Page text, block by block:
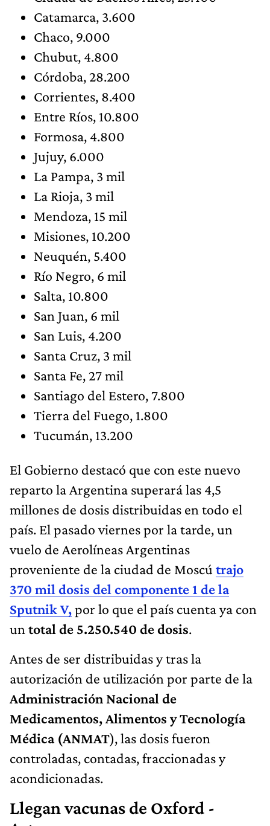
Catamarca, 3.600
Chaco, 9.000
Chubut, 4.800
Córdoba, 28.200
Corrientes, 8.400
Entre Ríos, 10.800
Formosa, 4.800
Jujuy, 6.000
La Pampa, 3 mil
La Rioja, 3 mil
Mendoza, 15 mil
Misiones, 10.200
Neuquén, 5.400
Río Negro, 6 mil
Salta, 10.800
San Juan, 6 mil
San Luis, 4.200
Santa Cruz, 3 mil
Santa Fe, 27 mil
Santiago del Estero, 7.800
Tierra del Fuego, 1.800
Tucumán, 13.200
El Gobierno destacó que con este nuevo
reparto la Argentina superará las 4,5
millones de dosis distribuidas en todo el
país. El pasado viernes por la tarde, un
vuelo de Aerolíneas Argentinas
proveniente de la ciudad de Moscú trajo
370 mil dosis del componente 1 de la
Sputnik V,por lo que el país cuenta ya con
un total de 5.250.540 de dosis.
Antes de ser distribuidas y tras la
autorización de utilización por parte de la
Administración Nacional de
Medicamentos, Alimentos y Tecnología
Médica (ANMAT), las dosis fueron
controladas, contadas, fraccionadas y
acondicionadas.
Llegan vacunas de Oxford -